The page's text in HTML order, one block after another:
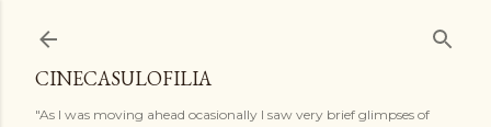
CINECASULOFILIA
"As I was moving ahead ocasionally I saw very brief glimpses of